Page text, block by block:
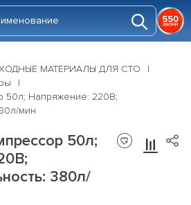
МАТЕРИАЛЫ ДЛЯ СТО
50л; Напряжение: 220В;
мин
50л;
380л/